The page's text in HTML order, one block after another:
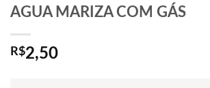
AGUA MARIZA COM GÁS
R$2,50